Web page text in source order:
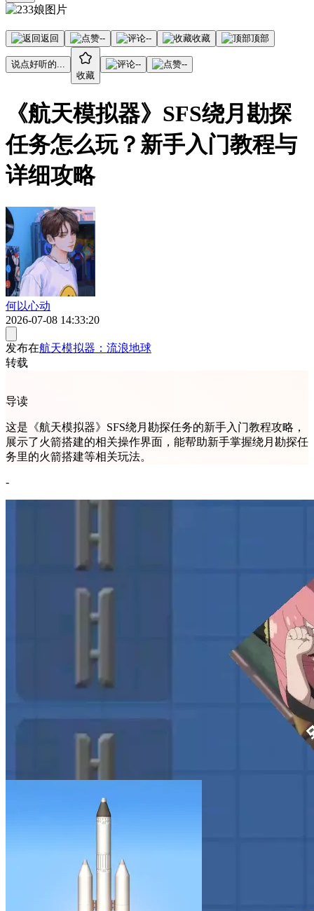
返回 -- -- 收藏 顶部
说点好听的...
收藏
-- --
《航天模拟器》SFS绕月勘探
任务怎么玩？新手入门教程与
详细攻略
何以心动
2026-07-08 14:33:20
发布在航天模拟器：流浪地球
转载
导读
这是《航天模拟器》SFS绕月勘探任务的新手入门教程攻略，
展示了火箭搭建的相关操作界面，能帮助新手掌握绕月勘探任
务里的火箭搭建等相关玩法。
-